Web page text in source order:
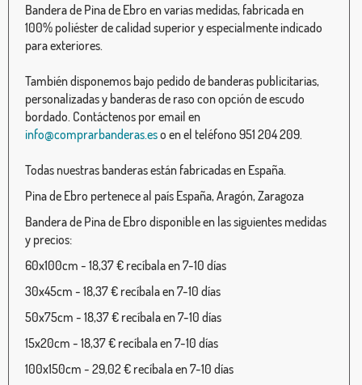
Bandera de Pina de Ebro en varias medidas, fabricada en
100% poliéster de calidad superior y especialmente indicado
para exteriores.
También disponemos bajo pedido de banderas publicitarias,
personalizadas y banderas de raso con opción de escudo
bordado. Contáctenos por email en
info@comprarbanderas.eso en el teléfono 951 204 209.
Todas nuestras banderas están fabricadas en España.
Pina de Ebro pertenece al país España, Aragón, Zaragoza
Bandera de Pina de Ebro disponible en las siguientes medidas
y precios:
60x100cm - 18,37 € recíbala en 7-10 días
30x45cm - 18,37 € recíbala en 7-10 días
50x75cm - 18,37 € recíbala en 7-10 días
15x20cm - 18,37 € recíbala en 7-10 días
100x150cm - 29,02 € recíbala en 7-10 días